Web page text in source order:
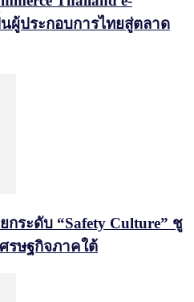
นผู้ประกอบการไทยสู่ตลาด
ระดับ “Safety Culture” ชู
รษฐกิจภาคใต้